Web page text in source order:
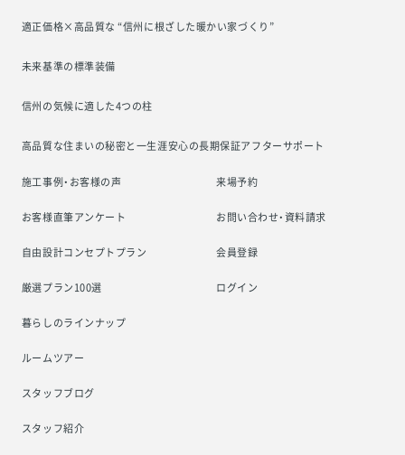
適正価格×高品質な “信州に根ざした暖かい家づくり”
未来基準の標準装備
信州の気候に適した4つの柱
高品質な住まいの秘密と一生涯安心の長期保証アフターサポート
施工事例・お客様の声
お客様直筆アンケート
自由設計コンセプトプラン
厳選プラン100選
暮らしのラインナップ
ルームツアー
スタッフブログ
スタッフ紹介
来場予約
お問い合わせ・資料請求
会員登録
ログイン